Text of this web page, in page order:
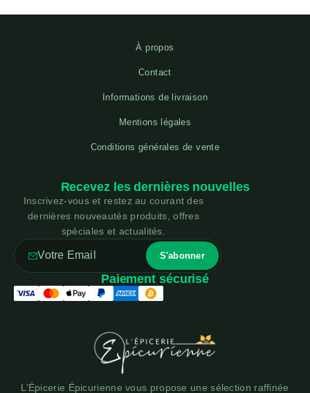
À propos
Contact
Informations de livraison
Mentions légales
Conditions générales de vente
L’Épicerie Épicurienne vous propose une sélection raffinée
Recevez les dernières nouvelles
Inscrivez-vous et restez au courant des
dernières nouveautés produits, offres
spéciales et actualités.
Paiement sécurisé